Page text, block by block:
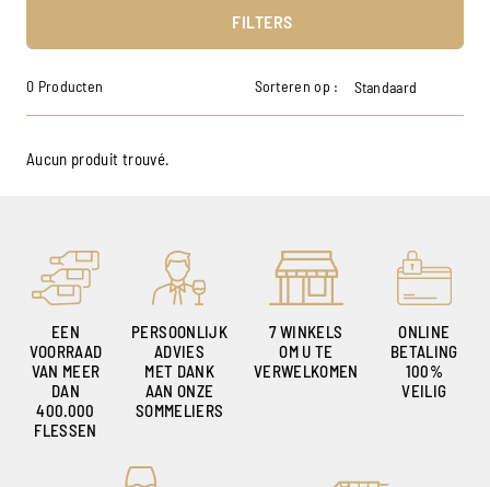
FILTERS
0 Producten Sorteren op : Standaard
Aucun produit trouvé.
EEN
VOORRAAD
VAN MEER
DAN
400.000
FLESSEN
PERSOONLIJK
ADVIES
MET DANK
AAN ONZE
SOMMELIERS
7 WINKELS
OM U TE
VERWELKOMEN
ONLINE
BETALING
100%
VEILIG